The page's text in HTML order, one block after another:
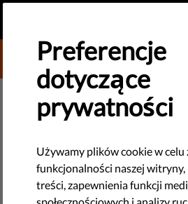
DONATE TO
DEMOKRACJA I SPRAWIEDLIWOŚĆ
​Czym jest stan
definicja, zasady
Preferencje
dotyczące
prywatności
Używamy plików cookie w celu
funkcjonalności naszej witryny,
treści, zapewnienia funkcji